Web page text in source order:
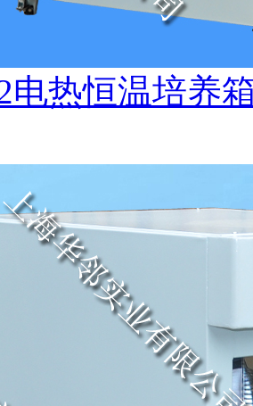
电热恒温培养